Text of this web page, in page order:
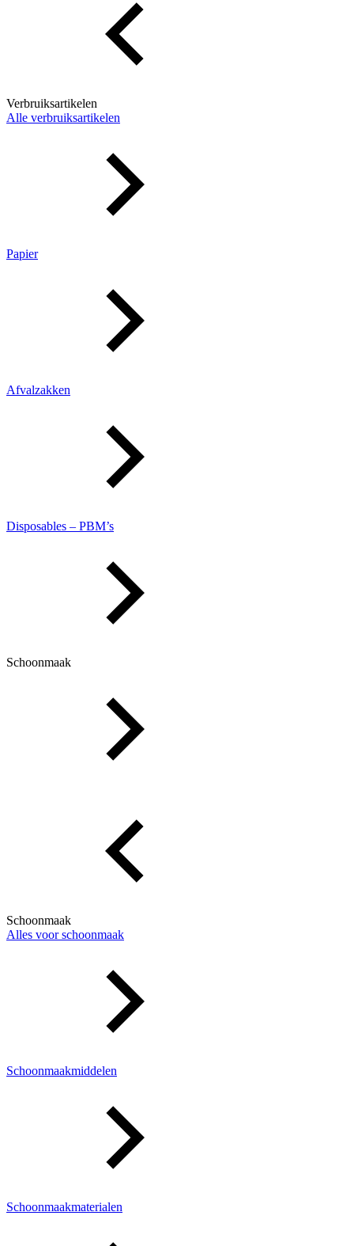
Verbruiksartikelen
Alle verbruiksartikelen
Papier
Afvalzakken
Disposables – PBM’s
Schoonmaak
Schoonmaak
Alles voor schoonmaak
Schoonmaakmiddelen
Schoonmaakmaterialen